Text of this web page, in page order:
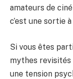
amateurs de
c’est une sortie
Si vous êtes
mythes
une tension